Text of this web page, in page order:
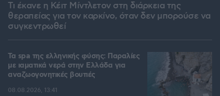
Τι έκανε η Κέιτ Μίντλετον στη διάρκεια της
θεραπείας για τον καρκίνο, όταν δεν μπορούσε να
συγκεντρωθεί
Τα spa της ελληνικής φύσης: Παραλίες
με ιαματικά νερά στην Ελλάδα για
αναζωογονητικές βουτιές
08.08.2026, 13:41